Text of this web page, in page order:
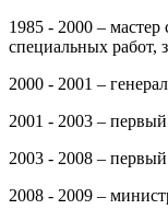
1985 - 2000 –
специальных
2000 - 2001 –
2001 - 2003 –
2003 - 2008 – первый
2008 - 2009 –